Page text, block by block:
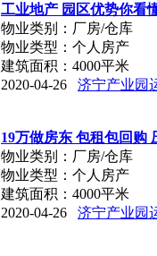
工业地产 园区优势你看
物业类别：厂房/仓库
物业类型：个人房产
建筑面积：4000平米
2020-04-26
济宁产业园
19万做房东 包租包回购
物业类别：厂房/仓库
物业类型：个人房产
建筑面积：4000平米
2020-04-26
济宁产业园